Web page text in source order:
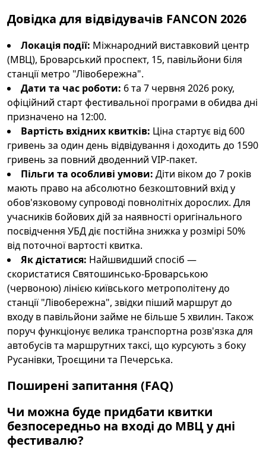
Довідка для відвідувачів FANCON 2026
Локація події: Міжнародний виставковий центр
(МВЦ), Броварський проспект, 15, павільйони біля
станції метро "Лівобережна".
Дати та час роботи: 6 та 7 червня 2026 року,
офіційний старт фестивальної програми в обидва дні
призначено на 12:00.
Вартість вхідних квитків: Ціна стартує від 600
гривень за один день відвідування і доходить до 1590
гривень за повний дводенний VIP-пакет.
Пільги та особливі умови: Діти віком до 7 років
мають право на абсолютно безкоштовний вхід у
обов'язковому супроводі повнолітніх дорослих. Для
учасників бойових дій за наявності оригінального
посвідчення УБД діє постійна знижка у розмірі 50%
від поточної вартості квитка.
Як дістатися: Найшвидший спосіб —
скористатися Святошинсько-Броварською
(червоною) лінією київського метрополітену до
станції "Лівобережна", звідки піший маршрут до
входу в павільйони займе не більше 5 хвилин. Також
поруч функціонує велика транспортна розв'язка для
автобусів та маршрутних таксі, що курсують з боку
Русанівки, Троєщини та Печерська.
Поширені запитання (FAQ)
Чи можна буде придбати квитки
безпосередньо на вході до МВЦ у дні
фестивалю?